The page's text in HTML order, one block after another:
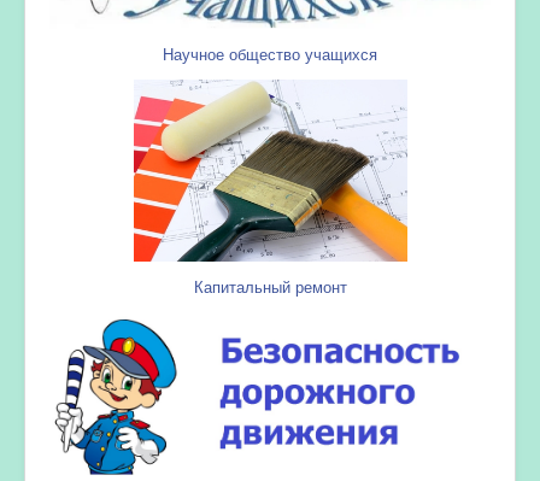
Научное общество учащихся
Капитальный ремонт